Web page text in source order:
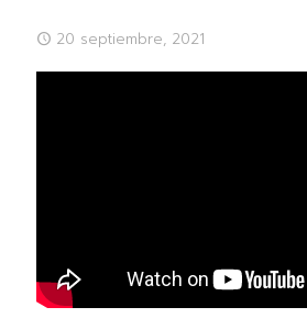
20 septiembre, 2021